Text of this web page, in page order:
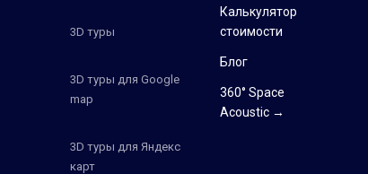
3D туры
3D туры для Google
map
3D туры для Яндекс
карт
Калькулятор
стоимости
Блог
360° Space
Acoustic →